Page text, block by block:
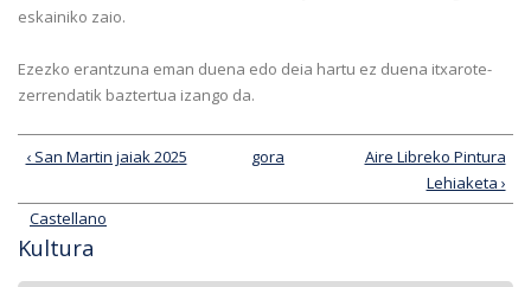
eskainiko zaio.
Ezezko erantzuna eman duena edo deia hartu ez duena itxarote-
zerrendatik baztertua izango da.
‹ San Martin jaiak 2025 gora
Aire Libreko Pintura
Lehiaketa ›
Castellano
Kultura